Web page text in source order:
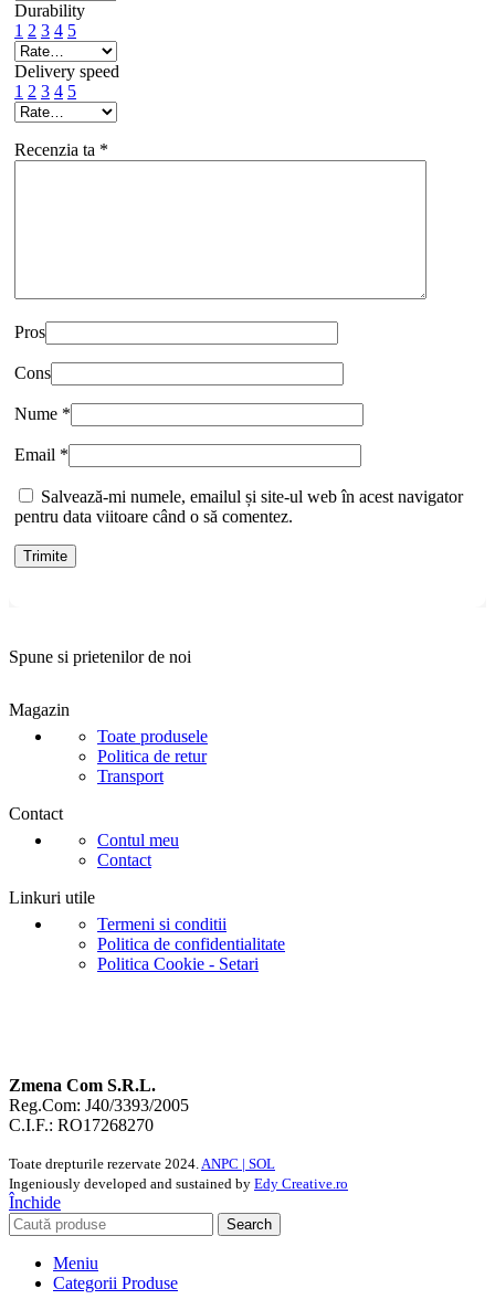
Durability
1 2 3 4 5
Delivery speed
1 2 3 4 5
Recenzia ta *
Pros
Cons
Nume *
Email *
Salvează-mi numele, emailul și site-ul web în acest navigator
pentru data viitoare când o să comentez.
Spune si prietenilor de noi
Magazin
Toate produsele
Politica de retur
Transport
Contact
Contul meu
Contact
Linkuri utile
Termeni si conditii
Politica de confidentialitate
Politica Cookie - Setari
Zmena Com S.R.L.
Reg.Com: J40/3393/2005
C.I.F.: RO17268270
Toate drepturile rezervate 2024.ANPC | SOL
Ingeniously developed and sustained by Edy Creative.ro
Închide
Search
Meniu
Categorii Produse